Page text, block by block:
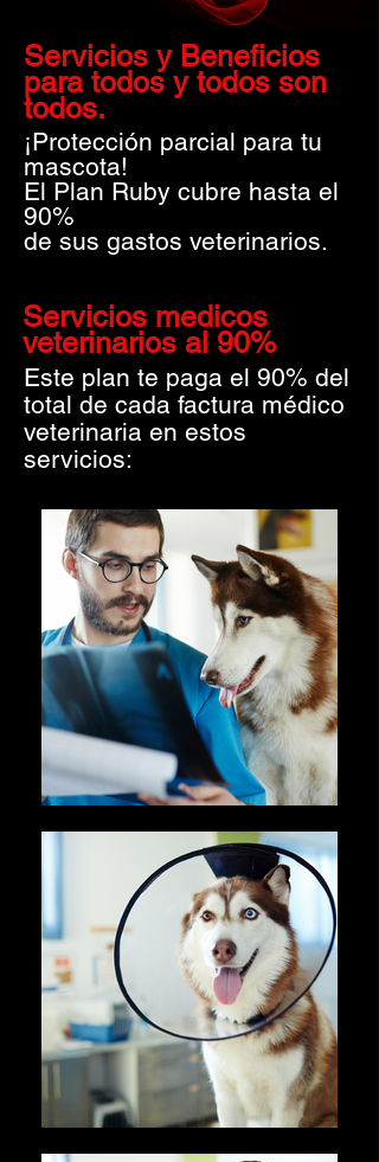
Servicios y Beneficios
para todos y todos son
todos.
¡Protección parcial para tu
mascota!
El Plan Ruby cubre hasta el
90%
de sus gastos veterinarios.
Servicios medicos
veterinarios al 90%
Este plan te paga el 90% del
total de cada factura médico
veterinaria en estos
servicios: